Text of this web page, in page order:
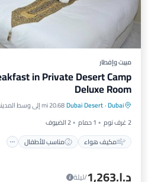
مبيت وإفطار
in Private Desert Camp
Deluxe Room
Dubai
·
Dubai Desert20.68 mi إلى وسط المدينة
2 غرف نوم
1 حمام
2 الضيوف
مكيف هواء
مناسب للأطفال
مكيف هواء
أغطية ومفروشات
الأمن
د.إ.‏1,263 /ليلة